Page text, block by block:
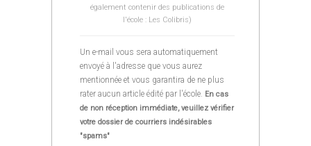
également contenir des publications de
l'école : Les Colibris)
Un e-mail vous sera automatiquement
envoyé à l'adresse que vous aurez
mentionnée et vous garantira de ne plus
rater aucun article édité par l'école. En cas
de non réception immédiate, veuillez vérifier
votre dossier de courriers indésirables
"spams"